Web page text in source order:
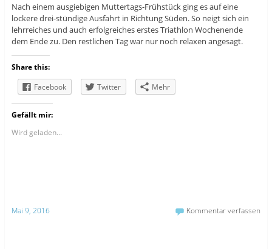
Nach einem ausgiebigen Muttertags-Frühstück ging es auf eine
lockere drei-stündige Ausfahrt in Richtung Süden. So neigt sich ein
lehrreiches und auch erfolgreiches erstes Triathlon Wochenende
dem Ende zu. Den restlichen Tag war nur noch relaxen angesagt.
Share this:
Facebook
Twitter Mehr
Gefällt mir:
Wird geladen...
Mai 9, 2016 Kommentar verfassen